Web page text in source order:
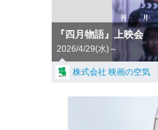
『四月物語』上映会
2026/4/29(水)～
株式会社 映画の空気